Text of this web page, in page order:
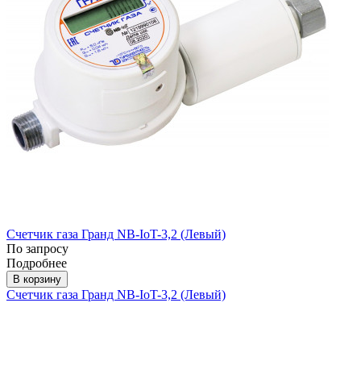
Счетчик газа Гранд NB-IoT-3,2 (Левый)
По запросу
Подробнее
В корзину
Счетчик газа Гранд NB-IoT-3,2 (Левый)